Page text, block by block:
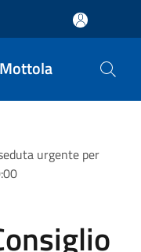
urgente per